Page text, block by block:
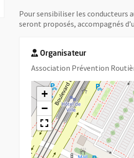
Pour sensibiliser les conducteurs
seront proposés, accompagnés
Organisateur
Association Prévention
+
−